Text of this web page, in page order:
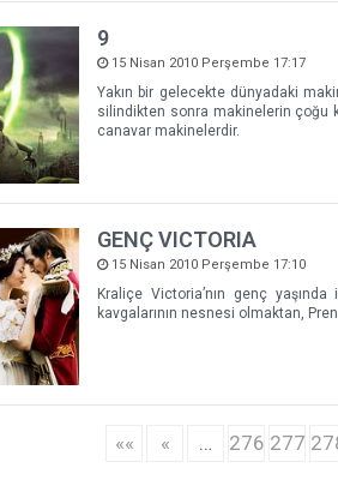
9
15 Nisan 2010 Perşembe 17:17
Yakın bir gelecekte dünyadaki
silindikten sonra makinelerin çoğu
canavar makinelerdir.
GENÇ VICTORIA
15 Nisan 2010 Perşembe 17:10
Kraliçe Victoria’nın genç
kavgalarının nesnesi olmaktan,
«« « … 276 277